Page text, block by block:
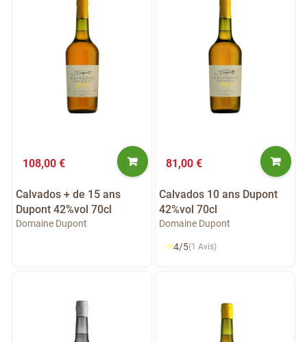
108,00 €
Calvados + de 15 ans
Dupont 42%vol 70cl
Domaine Dupont
81,00 €
Calvados 10 ans Dupont
42%vol 70cl
Domaine Dupont
⭐4/5(1 Avis)